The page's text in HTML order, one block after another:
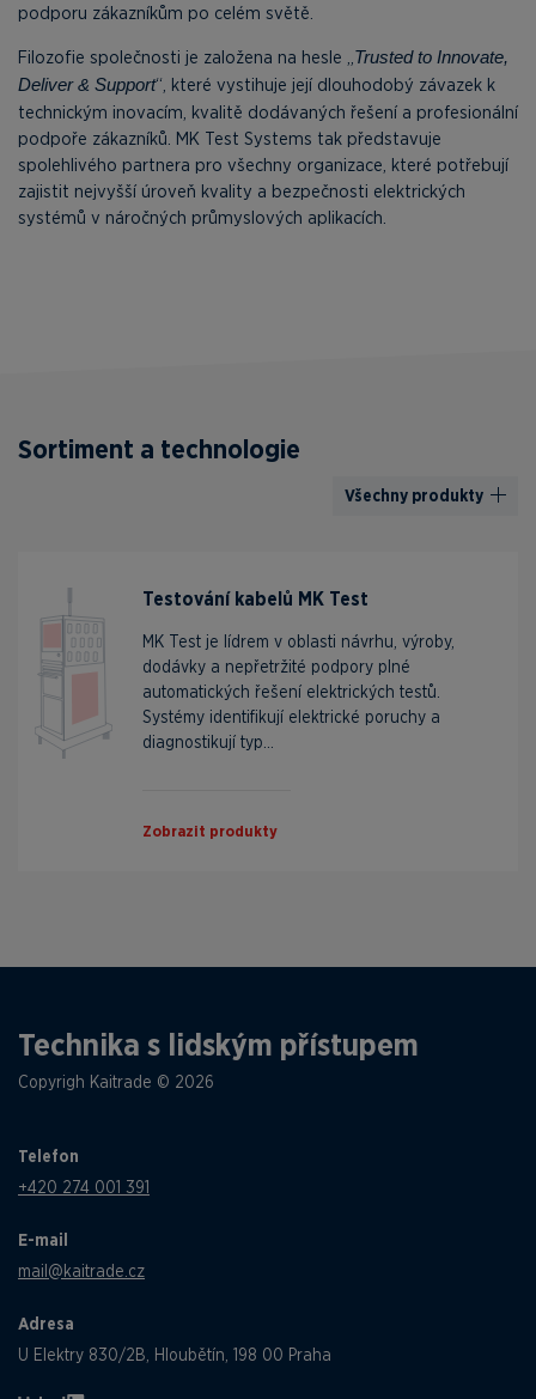
podporu zákazníkům po celém světě.
Filozofie společnosti je založena na hesle „ Trusted to Innovate,
Deliver & Support“, které vystihuje její dlouhodobý závazek k
technickým inovacím, kvalitě dodávaných řešení a profesionální
podpoře zákazníků. MK Test Systems tak představuje
spolehlivého partnera pro všechny organizace, které potřebují
zajistit nejvyšší úroveň kvality a bezpečnosti elektrických
systémů v náročných průmyslových aplikacích.
Sortiment a technologie
Všechny produkty
Testování kabelů MK Test
MK Test je lídrem v oblasti návrhu, výroby,
dodávky a nepřetržité podpory plné
automatických řešení elektrických testů.
Systémy identifikují elektrické poruchy a
diagnostikují typ...
Zobrazit produkty
Technika s lidským přístupem
Copyrigh Kaitrade © 2026
Telefon
+420 274 001 391
E-mail
mail@kaitrade.cz
Adresa
U Elektry 830/2B, Hloubětín, 198 00 Praha